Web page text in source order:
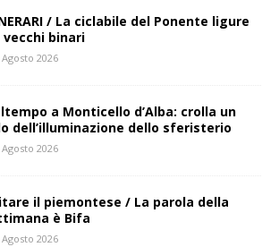
/ La ciclabile del Ponente ligure
vecchi binari
Agosto 2026
a Monticello d’Alba: crolla un
dell’illuminazione dello sferisterio
Agosto 2026
il piemontese / La parola della
è Bifa
Agosto 2026